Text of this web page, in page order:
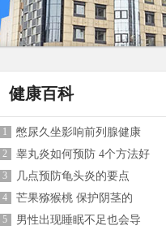
健康百科
1 憋尿久坐影响前列腺健康
2 睾丸炎如何预防 4个方法好
3 几点预防龟头炎的要点
4 芒果猕猴桃 保护阴茎的
5 男性出现睡眠不足也会导